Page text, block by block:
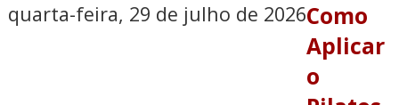
quarta-feira, 29 de julho de 2026Como
Aplicar
o